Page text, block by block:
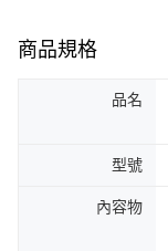
商品規格
品名
型號
內容物